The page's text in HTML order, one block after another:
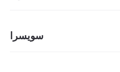
سويسرا